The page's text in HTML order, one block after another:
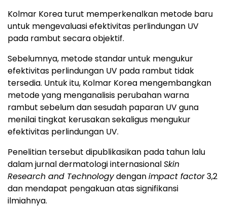
Kolmar Korea turut memperkenalkan metode baru
untuk mengevaluasi efektivitas perlindungan UV
pada rambut secara objektif.
Sebelumnya, metode standar untuk mengukur
efektivitas perlindungan UV pada rambut tidak
tersedia. Untuk itu, Kolmar Korea mengembangkan
metode yang menganalisis perubahan warna
rambut sebelum dan sesudah paparan UV guna
menilai tingkat kerusakan sekaligus mengukur
efektivitas perlindungan UV.
Penelitian tersebut dipublikasikan pada tahun lalu
dalam jurnal dermatologi internasionalSkin
Research and Technologydenganimpact factor3,2
dan mendapat pengakuan atas signifikansi
ilmiahnya.